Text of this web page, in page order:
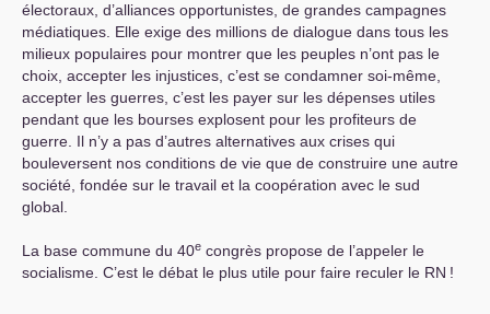
électoraux, d’alliances opportunistes, de grandes campagnes
médiatiques. Elle exige des millions de dialogue dans tous les
milieux populaires pour montrer que les peuples n’ont pas le
choix, accepter les injustices, c’est se condamner soi-même,
accepter les guerres, c’est les payer sur les dépenses utiles
pendant que les bourses explosent pour les profiteurs de
guerre. Il n’y a pas d’autres alternatives aux crises qui
bouleversent nos conditions de vie que de construire une autre
société, fondée sur le travail et la coopération avec le sud
global.
La base commune du 40e congrès propose de l’appeler le
socialisme. C’est le débat le plus utile pour faire reculer le RN !